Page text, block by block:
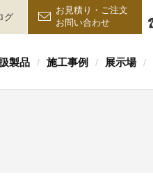
グ
お見積り・ご注文
お問い合わせ
製品 / 施工事例 / 展示場 /